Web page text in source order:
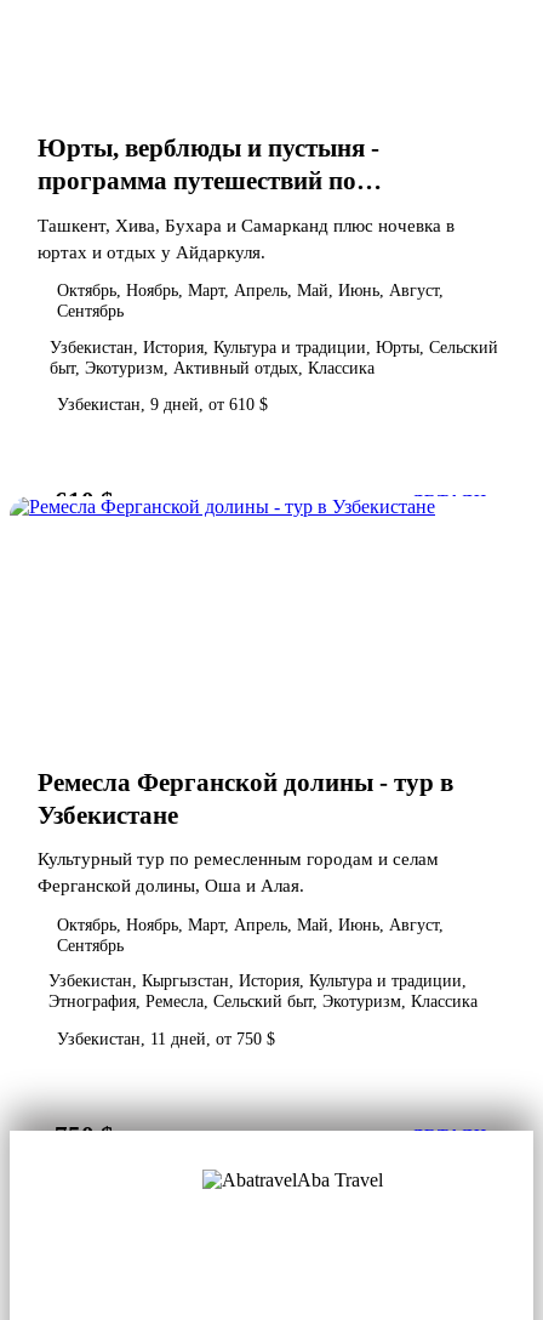
Юрты, верблюды и пустыня -
программа путешествий по
Узбекистану
Ташкент, Хива, Бухара и Самарканд плюс ночевка в
юртах и отдых у Айдаркуля.
Октябрь, Ноябрь, Март, Апрель, Май, Июнь, Август,
Сентябрь
Узбекистан, История, Культура и традиции, Юрты, Сельский
быт, Экотуризм, Активный отдых, Классика
Узбекистан, 9 дней, от 610 $
от610 $ ДЕТАЛИ
Ремесла Ферганской долины - тур в
Узбекистане
Культурный тур по ремесленным городам и селам
Ферганской долины, Оша и Алая.
Октябрь, Ноябрь, Март, Апрель, Май, Июнь, Август,
Сентябрь
Узбекистан, Кыргызстан, История, Культура и традиции,
Этнография, Ремесла, Сельский быт, Экотуризм, Классика
Узбекистан, 11 дней, от 750 $
от750 $ ДЕТАЛИ
Aba Travel